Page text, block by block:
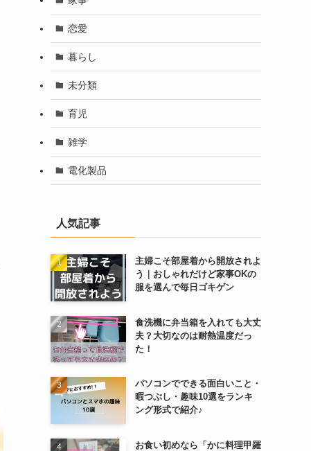
恋愛
暮らし
未分類
育児
雑学
電化製品
人気記事
主婦こそ部屋着から開放されよ
う｜おしゃれだけど家事OKの
服を選んで毎日ゴキゲン
食洗機に弁当箱を入れても大丈
夫？大切なのは耐熱温度だっ
た！
パソコンでできる面白いこと・
暇つぶし・趣味10選をランキ
ング形式で紹介♪
お食い初めなら「かに料理甲羅